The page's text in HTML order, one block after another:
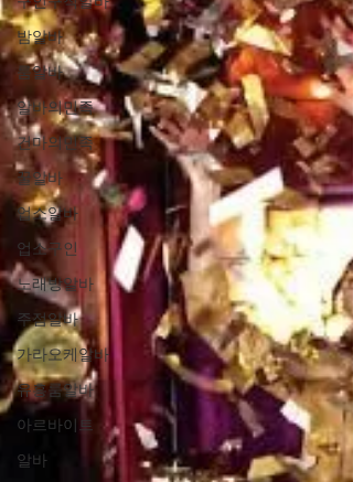
밤알바
룸알바
알바의민족
건마의민족
꿀알바
업소알바
업소구인
노래방알바
주점알바
가라오케알바
유흥룸알바
아르바이트
알바